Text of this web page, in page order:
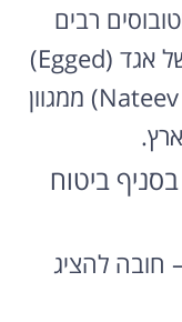
רבים
מגיעים לאזור, כולל קווים של אגד (Egged)
ונתיב אקספרס (Nateev Express) ממגוון
ביטוח
– חובה להציג